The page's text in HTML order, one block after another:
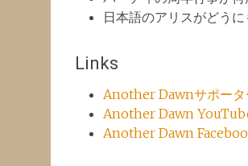
日本語のアリスがどう
Links
Another Dawnサポー
Another Dawn
Another Dawn